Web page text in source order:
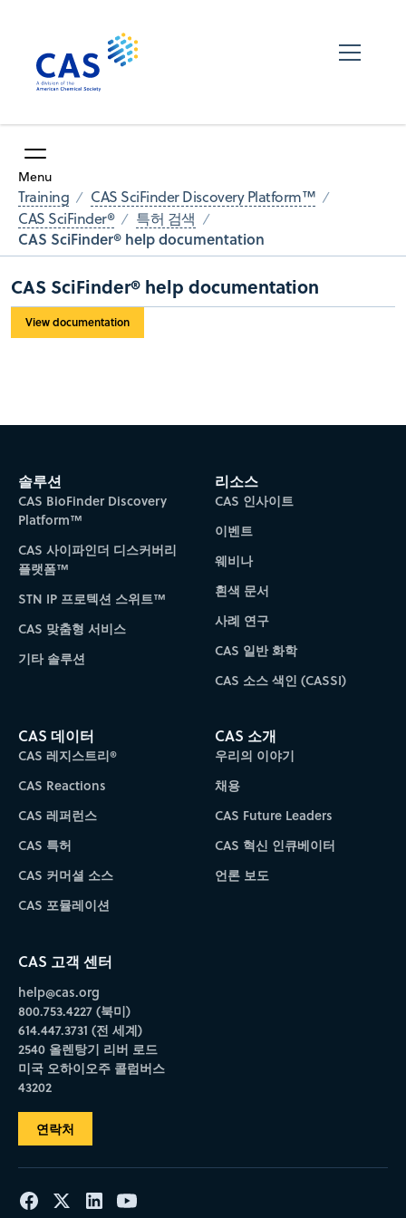
Menu
Training
CAS SciFinder Discovery Platform™
CAS SciFinder®
특허 검색
CAS SciFinder® help documentation
CAS SciFinder® help documentation
View documentation
솔루션
CAS BioFinder Discovery
Platform™
CAS 사이파인더 디스커버리
플랫폼™
STN IP 프로텍션 스위트™
CAS 맞춤형 서비스
기타 솔루션
리소스
CAS 인사이트
이벤트
웨비나
흰색 문서
사례 연구
CAS 일반 화학
CAS 소스 색인 (CASSI)
CAS 데이터
CAS 레지스트리®
CAS Reactions
CAS 레퍼런스
CAS 특허
CAS 커머셜 소스
CAS 포뮬레이션
CAS 소개
우리의 이야기
채용
CAS Future Leaders
CAS 혁신 인큐베이터
언론 보도
CAS 고객 센터
help@cas.org
800.753.4227 (북미)
614.447.3731 (전 세계)
2540 올렌탕기 리버 로드
미국 오하이오주 콜럼버스
43202
연락처